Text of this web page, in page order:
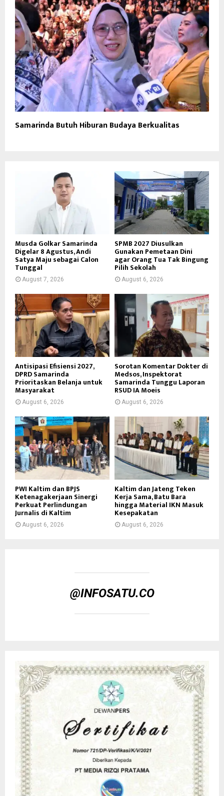
Samarinda Butuh Hiburan Budaya Berkualitas
Musda Golkar Samarinda
Digelar 8 Agustus, Andi
Satya Maju sebagai Calon
Tunggal
August 7, 2026
SPMB 2027 Diusulkan
Gunakan Pemetaan Dini
agar Orang Tua Tak Bingung
Pilih Sekolah
August 6, 2026
Antisipasi Efisiensi 2027,
DPRD Samarinda
Prioritaskan Belanja untuk
Masyarakat
August 6, 2026
Sorotan Komentar Dokter di
Medsos, Inspektorat
Samarinda Tunggu Laporan
RSUD IA Moeis
August 6, 2026
PWI Kaltim dan BPJS
Ketenagakerjaan Sinergi
Perkuat Perlindungan
Jurnalis di Kaltim
August 6, 2026
Kaltim dan Jateng Teken
Kerja Sama, Batu Bara
hingga Material IKN Masuk
Kesepakatan
August 6, 2026
@INFOSATU.CO